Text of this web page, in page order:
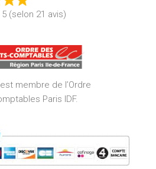
(selon 21 avis)
membre de l’Ordre
Paris IDF.